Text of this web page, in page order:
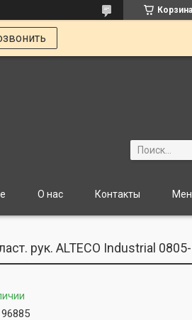
Корзина
О нас Контакты
рук. ALTECO Industrial
96885